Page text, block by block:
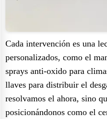
Cada intervención es una
personalizados, como el
sprays anti-oxido para
llaves para distribuir el
resolvamos el ahora, sino
posicionándonos como el